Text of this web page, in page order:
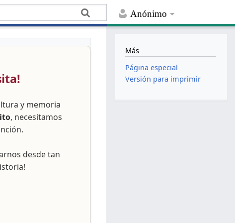
Anónimo
y memoria
, necesitamos
desde tan
Más
Página especial
Versión para imprimir